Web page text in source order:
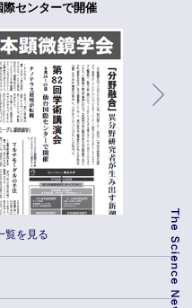
センターで開催
覧を見る